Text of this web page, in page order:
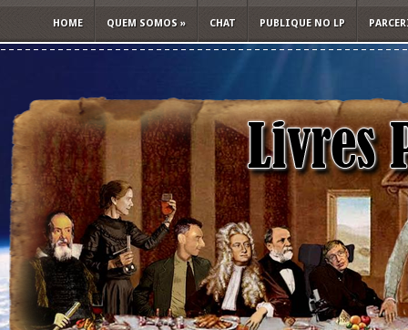
HOME QUEM SOMOS » CHAT PUBLIQUE NO LP